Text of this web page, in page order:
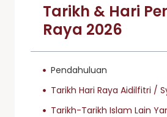
Tarikh & Hari
Raya 2026
Pendahuluan
Tarikh Hari Raya Aidilfitri /
Tarikh-Tarikh Islam Lain